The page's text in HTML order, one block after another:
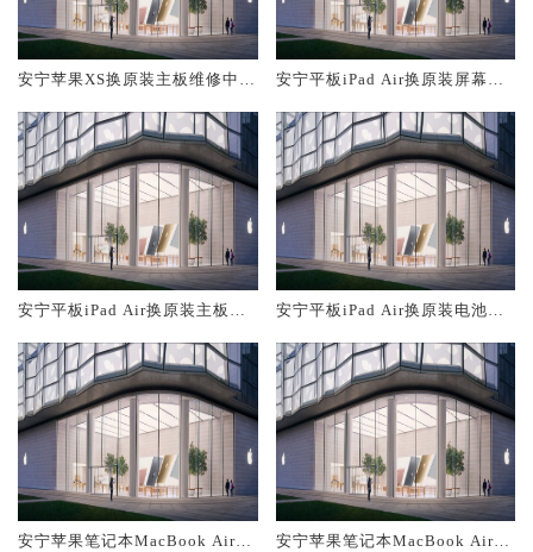
安宁苹果XS换原装主板维修中心
安宁平板iPad Air换原装屏幕服
安宁平板iPad Air换原装主板维
安宁平板iPad Air换原装电池维
安宁苹果笔记本MacBook Air换
安宁苹果笔记本MacBook Air换